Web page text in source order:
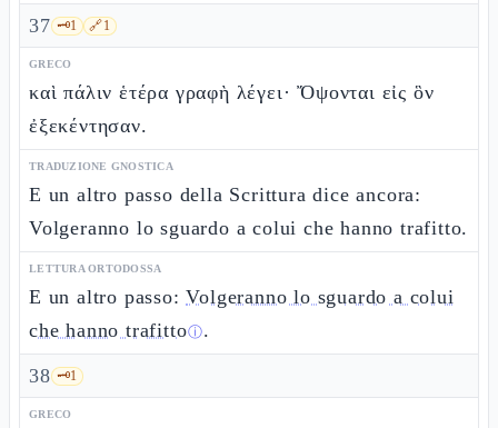
37 🗝️1 🔗1
GRECO
καὶ πάλιν ἑτέρα γραφὴ λέγει· Ὄψονται εἰς ὃν
ἐξεκέντησαν.
TRADUZIONE GNOSTICA
E un altro passo della Scrittura dice ancora:
Volgeranno lo sguardo a colui che hanno trafitto.
LETTURA ORTODOSSA
E un altro passo:Volgeranno lo sguardo a colui
che hanno trafittoⓘ.
38 🗝️1
GRECO